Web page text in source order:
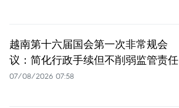
越南第十六届国会第一次非常规会
议：简化行政手续但不削弱监管责任
07/08/2026 07:58